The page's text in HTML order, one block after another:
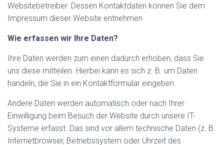
Websitebetreiber. Dessen Kontaktdaten können Sie dem
Impressum dieser Website entnehmen.
Wie erfassen wir Ihre Daten?
Ihre Daten werden zum einen dadurch erhoben, dass Sie
uns diese mitteilen. Hierbei kann es sich z. B. um Daten
handeln, die Sie in ein Kontaktformular eingeben.
Andere Daten werden automatisch oder nach Ihrer
Einwilligung beim Besuch der Website durch unsere IT-
Systeme erfasst. Das sind vor allem technische Daten (z. B.
Internetbrowser, Betriebssystem oder Uhrzeit des